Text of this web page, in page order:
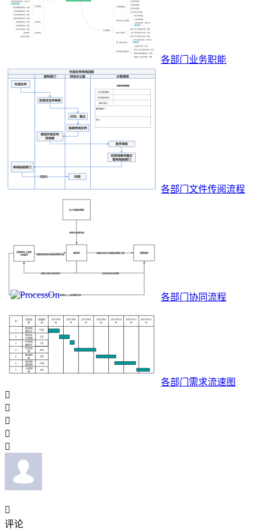
各部门业务职能
各部门文件传阅流程
各部门协同流程
各部门需求流速图






评论